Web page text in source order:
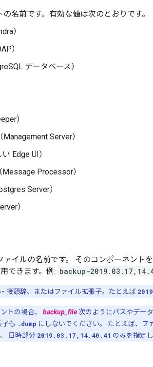
名前です。有効な値は次のとおりです。
）
）
データベース）
）
（Management Server）
い Edge UI）
Message Processor）
Server）
）
イルの名前です。 そのコンポーネントを
できます。例: backup-
接頭辞、またはファイル拡張子。たとえば
トの場合、 backup_file次のようにパスやデー
も .dump にしないでください。 たとえば、フ
日時部分 2019.03.17,14.40.41 のみを指定し